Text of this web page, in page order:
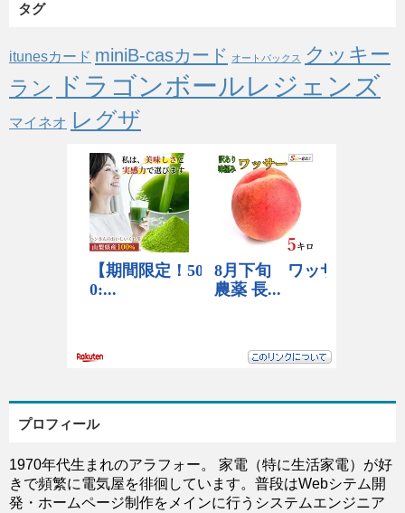
タグ
itunesカード miniB-casカード オートバックス
クッキー
ラン
ドラゴンボールレジェンズ
マイネオ レグザ
プロフィール
1970年代生まれのアラフォー。 家電（特に生活家電）が好
きで頻繁に電気屋を徘徊しています。普段はWebシテム開
発・ホームページ制作をメインに行うシステムエンジニア